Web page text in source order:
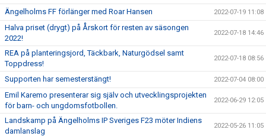
Ängelholms FF förlänger med Roar Hansen 2022-07-19 11:08
Halva priset (drygt) på Årskort för resten av säsongen
2022!
2022-07-18 14:46
REA på planteringsjord, Täckbark, Naturgödsel samt
Toppdress!
2022-07-18 08:56
Supporten har semesterstängt! 2022-07-04 08:00
Emil Karemo presenterar sig själv och utvecklingsprojekten
för barn- och ungdomsfotbollen.
2022-06-29 12:05
Landskamp på Ängelholms IP Sveriges F23 möter Indiens
damlanslag
2022-05-26 11:05